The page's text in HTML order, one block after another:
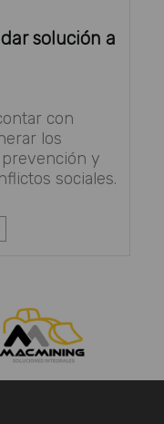
solución a
con
los
prevención y
sociales.